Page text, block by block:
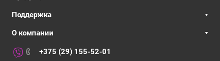
Поддержка
О компании
+375 (29) 155-52-01